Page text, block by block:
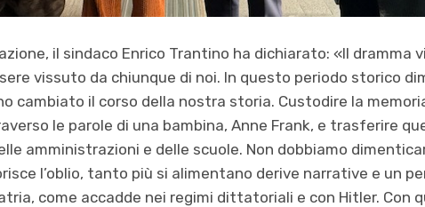
il sindaco Enrico Trantino ha dichiarato: «Il dramma
vissuto da chiunque di noi. In questo periodo storico
cambiato il corso della nostra storia. Custodire la
le parole di una bambina, Anne Frank, e trasferire
amministrazioni e delle scuole. Non dobbiamo
l’oblio, tanto più si alimentano derive narrative e un
come accadde nei regimi dittatoriali e con Hitler. Con